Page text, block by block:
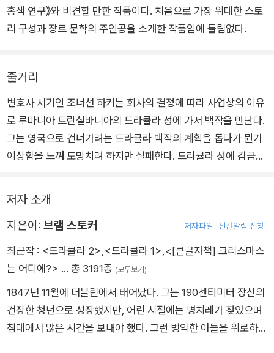
홍색 연구》와 비견할 만한 작품이다. 처음으로 가장 위대한 스토
리 구성과 장르 문학의 주인공을 소개한 작품임에 틀림없다.
줄거리
변호사 서기인 조너선 하커는 회사의 결정에 따라 사업상의 이유
로 루마니아 트란실바니아의 드라큘라 성에 가서 백작을 만난다.
그는 영국으로 건너가려는 드라큘라 백작의 계획을 돕다가 뭔가
이상함을 느껴 도망치려 하지만 실패한다. 드라큘라 성에 감금된
는 등 공포 가득한 모험을 겪는다. 한편 조너선의 부인 미나는 밤
마다 악몽에 시달리며 몽유병 증세를 보이는 친구 루시를 보고 이
상하게 여겨 밤에 그녀의 뒤를 쫒게 되는데…….
저자 소개
지은이: 브램 스토커 저자파일 신간알림 신청
최근작 : <드라큘라 2> <드라큘라 1> <[큰글자책] 크리스마스
는 어디에?> … 총 3191종 (모두보기)
1847년 11월에 더블린에서 태어났다. 그는 190센티미터 장신의
건장한 청년으로 성장했지만, 어린 시절에는 병치레가 잦았으며
침대에서 많은 시간을 보내야 했다. 그런 병약한 아들을 위로하기